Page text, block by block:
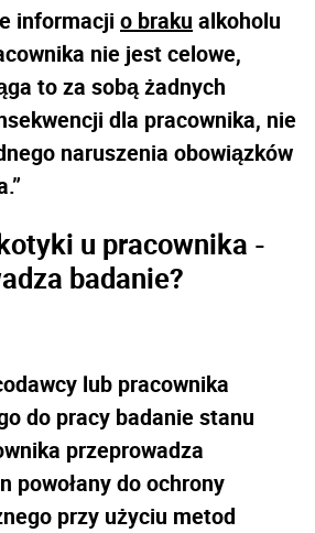
informacji o braku alkoholu
nie jest celowe,
to za sobą żadnych
dla pracownika, nie
naruszenia obowiązków
u pracownika -
badanie?
lub pracownika
do pracy badanie stanu
przeprowadza
powołany do ochrony
przy użyciu metod